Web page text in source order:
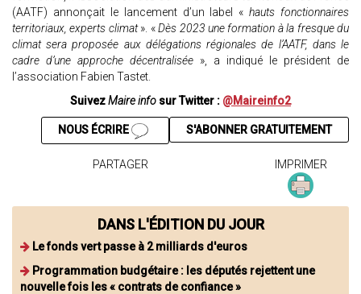
(AATF) annonçait le lancement d’un label « hauts fonctionnaires
territoriaux, experts climat». «Dès 2023 une formation à la fresque du
climat sera proposée aux délégations régionales de l’AATF, dans le
cadre d’une approche décentralisée », a indiqué le président de
l’association Fabien Tastet.
SuivezMaire info sur Twitter : @Maireinfo2
S'ABONNER GRATUITEMENT
NOUS ÉCRIRE
PARTAGER IMPRIMER
DANS L'ÉDITION DU JOUR
Le fonds vert passe à 2 milliards d'euros
Programmation budgétaire : les députés rejettent une
nouvelle fois les « contrats de confiance »